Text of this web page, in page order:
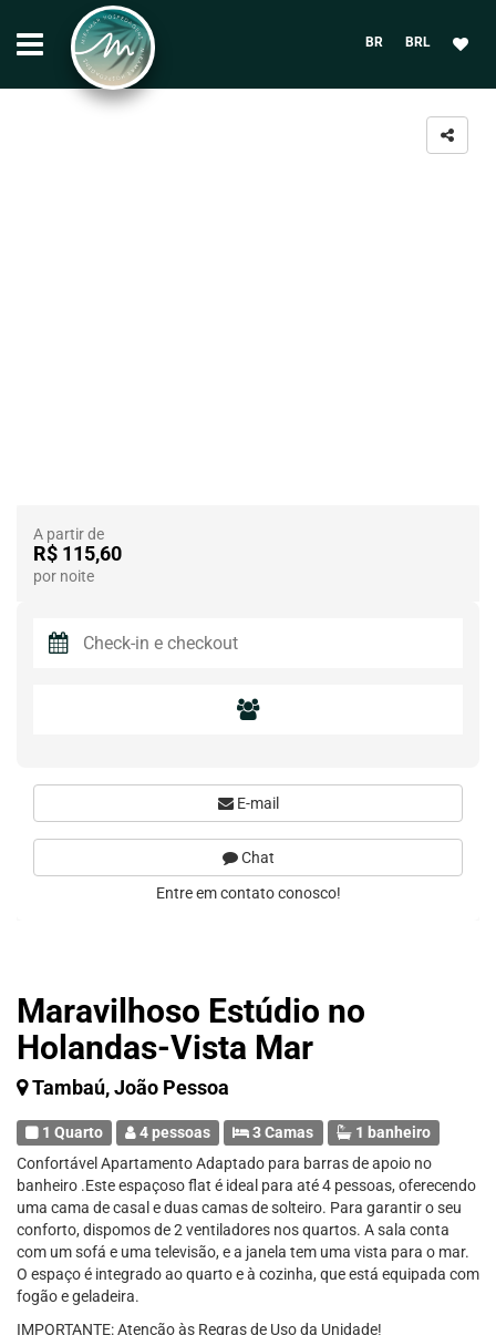
BR BRL
Maravilhoso Estúdio no
Holandas-Vista Mar
Tambaú, João Pessoa
1 Quarto 4 pessoas 3 Camas
1 banheiro
Confortável Apartamento Adaptado para barras de apoio no
banheiro .Este espaçoso flat é ideal para até 4 pessoas, oferecendo
uma cama de casal e duas camas de solteiro. Para garantir o seu
conforto, dispomos de 2 ventiladores nos quartos. A sala conta
com um sofá e uma televisão, e a janela tem uma vista para o mar.
O espaço é integrado ao quarto e à cozinha, que está equipada com
fogão e geladeira.
IMPORTANTE: Atenção às Regras de Uso da Unidade!
A partir de
R$ 115,60
por noite
E-mail
Chat
Entre em contato conosco!